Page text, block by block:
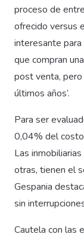
proceso de
ofrecido versus
interesante
que compran
post venta,
últimos años’.
Para ser
0,04% del
Las
otras, tienen el
Gespania
sin
Cautela con las